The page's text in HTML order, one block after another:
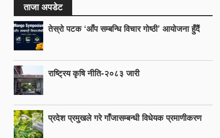
ताजा अपडेट
तेस्रो पटक ‘आँप सम्बन्धि विचार गोष्ठी’ आयोजना हुँदैं
राष्ट्रिय कृषि नीति-२०८३ जारी
प्रदेश प्रमुखले गरे गाँजासम्बन्धी विधेयक प्रमाणीकरण